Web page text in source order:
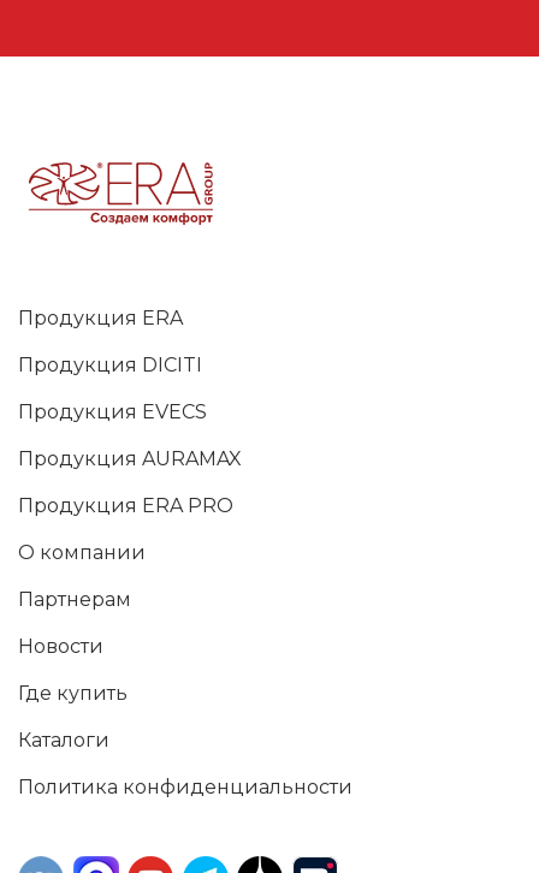
Продукция ERA
Продукция DICITI
Продукция EVECS
Продукция AURAMAX
Продукция ERA PRO
О компании
Партнерам
Новости
Где купить
Каталоги
Политика конфиденциальности